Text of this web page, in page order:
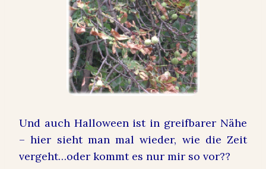
Und auch Halloween ist in greifbarer Nähe
– hier sieht man mal wieder, wie die Zeit
vergeht…oder kommt es nur mir so vor??